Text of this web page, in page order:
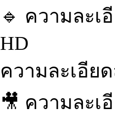
🔹 ความละเ
HD
ความละเอีย
🎥 ความละเ